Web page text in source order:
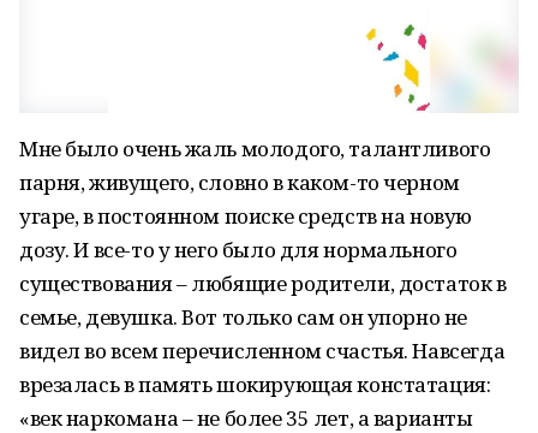
Мне было очень жаль молодого, талантливого
парня, живущего, словно в каком-то черном
угаре, в постоянном поиске средств на новую
дозу. И все-то у него было для нормального
существования – любящие родители, достаток в
семье, девушка. Вот только сам он упорно не
видел во всем перечисленном счастья. Навсегда
врезалась в память шокирующая констатация:
«век наркомана – не более 35 лет, а варианты